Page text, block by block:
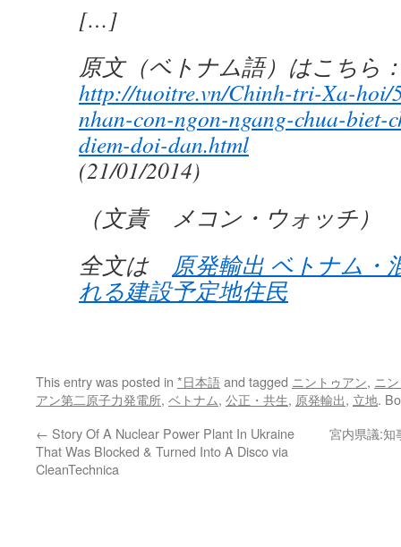
[…]
原文（ベトナム語）はこちら
http://tuoitre.vn/Chinh-tri-Xa-hoi/
nhan-con-ngon-ngang-chua-biet-
diem-doi-dan.html
(21/01/2014)
（文責 メコン・ウォッチ）
全文は 原発輸出 ベトナム・
れる建設予定地住民
This entry was posted in *日本語and tagged ニントゥアン, ニ
アン第二原子力発電所, ベトナム, 公正・共生, 原発輸出, 立地.
← Story Of A Nuclear Power Plant In Ukraine
That Was Blocked & Turned Into A Disco via
CleanTechnica
宮内県議: